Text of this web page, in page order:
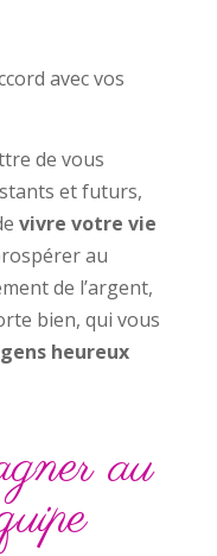
avec vos
de vous
et futurs,
vivre votre vie
au
de l’argent,
bien, qui vous
gens heureux
au